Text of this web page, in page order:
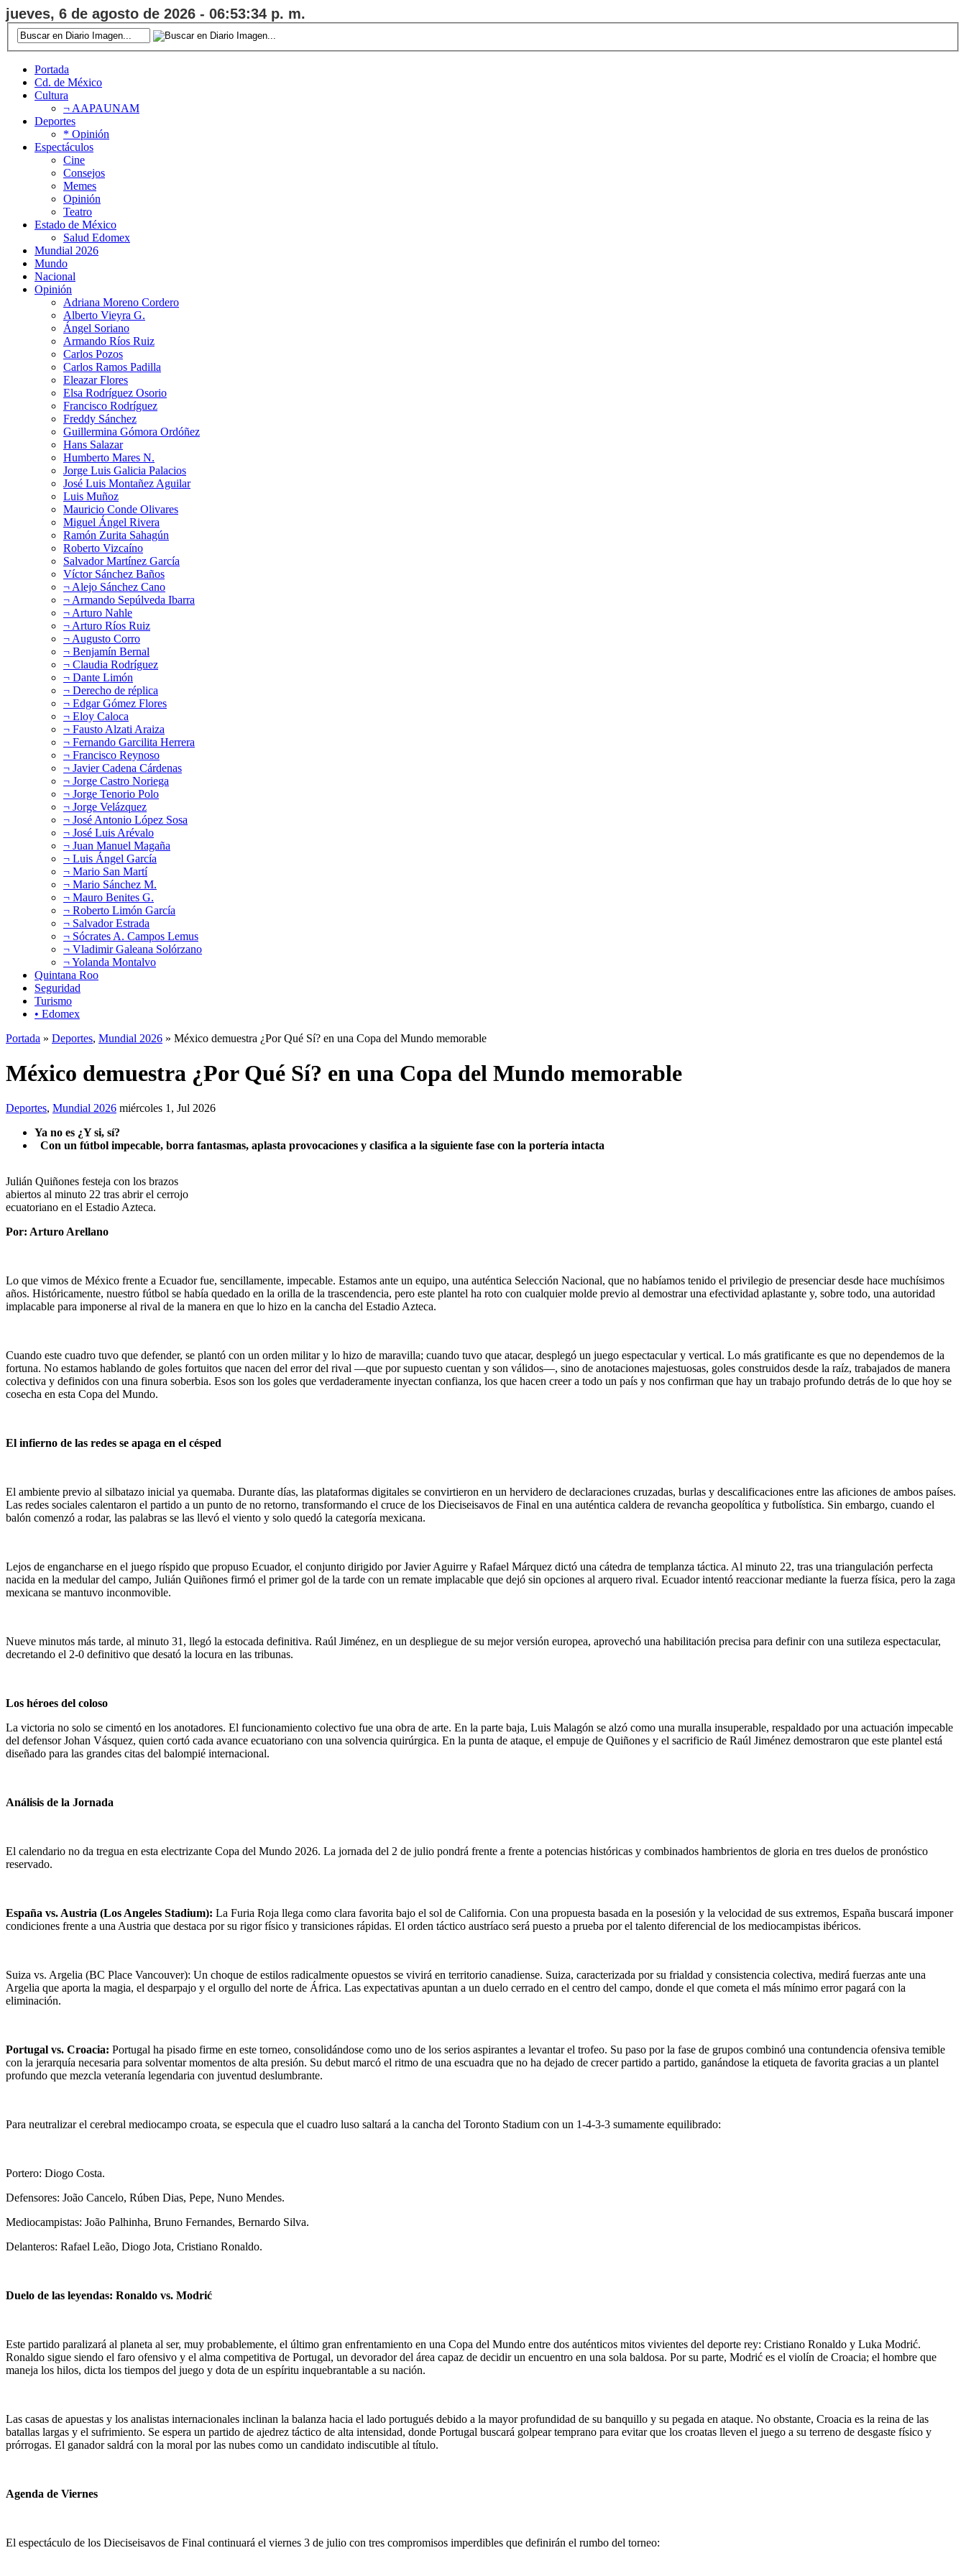
jueves, 6 de agosto de 2026 - 06:53:35 p. m.
Portada
Cd. de México
Cultura
¬ AAPAUNAM
Deportes
* Opinión
Espectáculos
Cine
Consejos
Memes
Opinión
Teatro
Estado de México
Salud Edomex
Mundial 2026
Mundo
Nacional
Opinión
Adriana Moreno Cordero
Alberto Vieyra G.
Ángel Soriano
Armando Ríos Ruiz
Carlos Pozos
Carlos Ramos Padilla
Eleazar Flores
Elsa Rodríguez Osorio
Francisco Rodríguez
Freddy Sánchez
Guillermina Gómora Ordóñez
Hans Salazar
Humberto Mares N.
Jorge Luis Galicia Palacios
José Luis Montañez Aguilar
Luis Muñoz
Mauricio Conde Olivares
Miguel Ángel Rivera
Ramón Zurita Sahagún
Roberto Vizcaíno
Salvador Martínez García
Víctor Sánchez Baños
¬ Alejo Sánchez Cano
¬ Armando Sepúlveda Ibarra
¬ Arturo Nahle
¬ Arturo Ríos Ruiz
¬ Augusto Corro
¬ Benjamín Bernal
¬ Claudia Rodríguez
¬ Dante Limón
¬ Derecho de réplica
¬ Edgar Gómez Flores
¬ Eloy Caloca
¬ Fausto Alzati Araiza
¬ Fernando Garcilita Herrera
¬ Francisco Reynoso
¬ Javier Cadena Cárdenas
¬ Jorge Castro Noriega
¬ Jorge Tenorio Polo
¬ Jorge Velázquez
¬ José Antonio López Sosa
¬ José Luis Arévalo
¬ Juan Manuel Magaña
¬ Luis Ángel García
¬ Mario San Martí
¬ Mario Sánchez M.
¬ Mauro Benites G.
¬ Roberto Limón García
¬ Salvador Estrada
¬ Sócrates A. Campos Lemus
¬ Vladimir Galeana Solórzano
¬ Yolanda Montalvo
Quintana Roo
Seguridad
Turismo
• Edomex
Portada » Deportes, Mundial 2026 » México demuestra ¿Por Qué Sí? en una Copa del Mundo memorable
México demuestra ¿Por Qué Sí? en una Copa del Mundo memorable
Deportes, Mundial 2026 miércoles 1, Jul 2026
Ya no es ¿Y si, sí?
Con un fútbol impecable, borra fantasmas, aplasta provocaciones y clasifica a la siguiente fase con la portería intacta
Julián Quiñones festeja con los brazos
abiertos al minuto 22 tras abrir el cerrojo
ecuatoriano en el Estadio Azteca.
Por: Arturo Arellano
Lo que vimos de México frente a Ecuador fue, sencillamente, impecable. Estamos ante un equipo, una auténtica Selección Nacional, que no habíamos tenido el privilegio de presenciar desde hace muchísimos
años. Históricamente, nuestro fútbol se había quedado en la orilla de la trascendencia, pero este plantel ha roto con cualquier molde previo al demostrar una efectividad aplastante y, sobre todo, una autoridad
implacable para imponerse al rival de la manera en que lo hizo en la cancha del Estadio Azteca.
Cuando este cuadro tuvo que defender, se plantó con un orden militar y lo hizo de maravilla; cuando tuvo que atacar, desplegó un juego espectacular y vertical. Lo más gratificante es que no dependemos de la
fortuna. No estamos hablando de goles fortuitos que nacen del error del rival —que por supuesto cuentan y son válidos—, sino de anotaciones majestuosas, goles construidos desde la raíz, trabajados de manera
colectiva y definidos con una finura soberbia. Esos son los goles que verdaderamente inyectan confianza, los que hacen creer a todo un país y nos confirman que hay un trabajo profundo detrás de lo que hoy se
cosecha en esta Copa del Mundo.
El infierno de las redes se apaga en el césped
El ambiente previo al silbatazo inicial ya quemaba. Durante días, las plataformas digitales se convirtieron en un hervidero de declaraciones cruzadas, burlas y descalificaciones entre las aficiones de ambos países.
Las redes sociales calentaron el partido a un punto de no retorno, transformando el cruce de los Dieciseisavos de Final en una auténtica caldera de revancha geopolítica y futbolística. Sin embargo, cuando el
balón comenzó a rodar, las palabras se las llevó el viento y solo quedó la categoría mexicana.
Lejos de engancharse en el juego ríspido que propuso Ecuador, el conjunto dirigido por Javier Aguirre y Rafael Márquez dictó una cátedra de templanza táctica. Al minuto 22, tras una triangulación perfecta
nacida en la medular del campo, Julián Quiñones firmó el primer gol de la tarde con un remate implacable que dejó sin opciones al arquero rival. Ecuador intentó reaccionar mediante la fuerza física, pero la zaga
mexicana se mantuvo inconmovible.
Nueve minutos más tarde, al minuto 31, llegó la estocada definitiva. Raúl Jiménez, en un despliegue de su mejor versión europea, aprovechó una habilitación precisa para definir con una sutileza espectacular,
decretando el 2-0 definitivo que desató la locura en las tribunas.
Los héroes del coloso
La victoria no solo se cimentó en los anotadores. El funcionamiento colectivo fue una obra de arte. En la parte baja, Luis Malagón se alzó como una muralla insuperable, respaldado por una actuación impecable
del defensor Johan Vásquez, quien cortó cada avance ecuatoriano con una solvencia quirúrgica. En la punta de ataque, el empuje de Quiñones y el sacrificio de Raúl Jiménez demostraron que este plantel está
diseñado para las grandes citas del balompié internacional.
Análisis de la Jornada
El calendario no da tregua en esta electrizante Copa del Mundo 2026. La jornada del 2 de julio pondrá frente a frente a potencias históricas y combinados hambrientos de gloria en tres duelos de pronóstico
reservado.
España vs. Austria (Los Angeles Stadium): La Furia Roja llega como clara favorita bajo el sol de California. Con una propuesta basada en la posesión y la velocidad de sus extremos, España buscará imponer
condiciones frente a una Austria que destaca por su rigor físico y transiciones rápidas. El orden táctico austríaco será puesto a prueba por el talento diferencial de los mediocampistas ibéricos.
Suiza vs. Argelia (BC Place Vancouver): Un choque de estilos radicalmente opuestos se vivirá en territorio canadiense. Suiza, caracterizada por su frialdad y consistencia colectiva, medirá fuerzas ante una
Argelia que aporta la magia, el desparpajo y el orgullo del norte de África. Las expectativas apuntan a un duelo cerrado en el centro del campo, donde el que cometa el más mínimo error pagará con la
eliminación.
Portugal vs. Croacia: Portugal ha pisado firme en este torneo, consolidándose como uno de los serios aspirantes a levantar el trofeo. Su paso por la fase de grupos combinó una contundencia ofensiva temible
con la jerarquía necesaria para solventar momentos de alta presión. Su debut marcó el ritmo de una escuadra que no ha dejado de crecer partido a partido, ganándose la etiqueta de favorita gracias a un plantel
profundo que mezcla veteranía legendaria con juventud deslumbrante.
Para neutralizar el cerebral mediocampo croata, se especula que el cuadro luso saltará a la cancha del Toronto Stadium con un 1-4-3-3 sumamente equilibrado:
Portero: Diogo Costa.
Defensores: João Cancelo, Rúben Dias, Pepe, Nuno Mendes.
Mediocampistas: João Palhinha, Bruno Fernandes, Bernardo Silva.
Delanteros: Rafael Leão, Diogo Jota, Cristiano Ronaldo.
Duelo de las leyendas: Ronaldo vs. Modrić
Este partido paralizará al planeta al ser, muy probablemente, el último gran enfrentamiento en una Copa del Mundo entre dos auténticos mitos vivientes del deporte rey: Cristiano Ronaldo y Luka Modrić.
Ronaldo sigue siendo el faro ofensivo y el alma competitiva de Portugal, un devorador del área capaz de decidir un encuentro en una sola baldosa. Por su parte, Modrić es el violín de Croacia; el hombre que
maneja los hilos, dicta los tiempos del juego y dota de un espíritu inquebrantable a su nación.
Las casas de apuestas y los analistas internacionales inclinan la balanza hacia el lado portugués debido a la mayor profundidad de su banquillo y su pegada en ataque. No obstante, Croacia es la reina de las
batallas largas y el sufrimiento. Se espera un partido de ajedrez táctico de alta intensidad, donde Portugal buscará golpear temprano para evitar que los croatas lleven el juego a su terreno de desgaste físico y
prórrogas. El ganador saldrá con la moral por las nubes como un candidato indiscutible al título.
Agenda de Viernes
El espectáculo de los Dieciseisavos de Final continuará el viernes 3 de julio con tres compromisos imperdibles que definirán el rumbo del torneo: